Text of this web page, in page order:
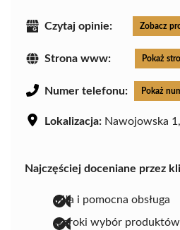
Czytaj opinie: Zobacz
Strona www: Pokaż
Numer telefonu: Pokaż
Lokalizacja: Nawojowska
Najczęściej doceniane przez
miła i pomocna obsługa
szeroki wybór produktów